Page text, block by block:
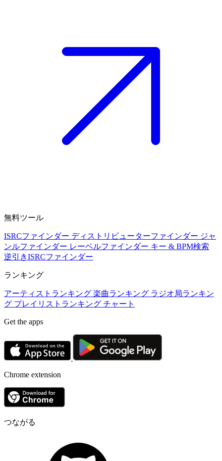
無料ツール
ISRCファインダー ディストリビューターファインダー ジャ
ンルファインダー レーベルファインダー キー & BPM検索
逆引きISRCファインダー
ランキング
アーティストランキング 楽曲ランキング ラジオ局ランキン
グ プレイリストランキング チャート
Get the apps
Chrome extension
つながる